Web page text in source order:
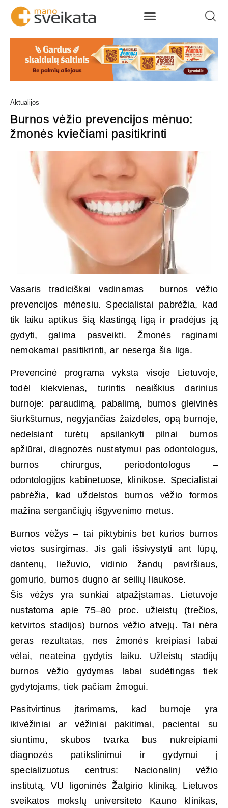
Aktualijos
Burnos vėžio prevencijos mėnuo:
žmonės kviečiami pasitikrinti
Vasaris tradiciškai vadinamas burnos vėžio
prevencijos mėnesiu. Specialistai pabrėžia, kad
tik laiku aptikus šią klastingą ligą ir pradėjus ją
gydyti, galima pasveikti. Žmonės raginami
nemokamai pasitikrinti, ar neserga šia liga.
Prevencinė programa vyksta visoje Lietuvoje,
todėl kiekvienas, turintis neaiškius darinius
burnoje: paraudimą, pabalimą, burnos gleivinės
šiurkštumus, negyjančias žaizdeles, opą burnoje,
nedelsiant turėtų apsilankyti pilnai burnos
apžiūrai, diagnozės nustatymui pas odontologus,
burnos chirurgus, periodontologus –
odontologijos kabinetuose, klinikose. Specialistai
pabrėžia, kad uždelstos burnos vėžio formos
mažina sergančiųjų išgyvenimo metus.
Burnos vėžys – tai piktybinis bet kurios burnos
vietos susirgimas. Jis gali išsivystyti ant lūpų,
dantenų, liežuvio, vidinio žandų paviršiaus,
gomurio, burnos dugno ar seilių liaukose.
Šis vėžys yra sunkiai atpažįstamas. Lietuvoje
nustatoma apie 75–80 proc. užleistų (trečios,
ketvirtos stadijos) burnos vėžio atvejų. Tai nėra
geras rezultatas, nes žmonės kreipiasi labai
vėlai, neateina gydytis laiku. Užleistų stadijų
burnos vėžio gydymas labai sudėtingas tiek
gydytojams, tiek pačiam žmogui.
Pasitvirtinus įtarimams, kad burnoje yra
ikivėžiniai ar vėžiniai pakitimai, pacientai su
siuntimu, skubos tvarka bus nukreipiami
diagnozės patikslinimui ir gydymui į
specializuotus centrus: Nacionalinį vėžio
institutą, VU ligoninės Žalgirio kliniką, Lietuvos
sveikatos mokslų universiteto Kauno klinikas,